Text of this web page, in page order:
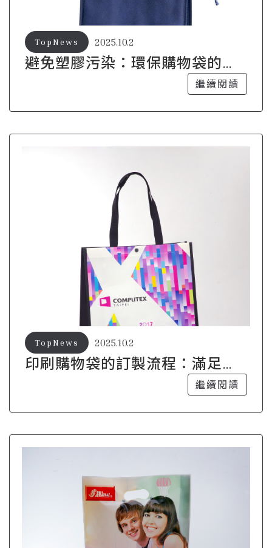
避免塑膠污染：環保購物袋的選
2025.10.2
TopNews
繼續閱讀
印刷購物袋的訂製流程：滿足客
2025.10.2
TopNews
繼續閱讀